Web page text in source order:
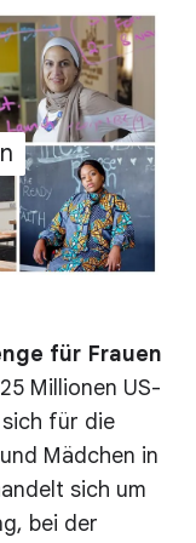
für Frauen
Millionen US-
für die
Mädchen in
sich um
bei der